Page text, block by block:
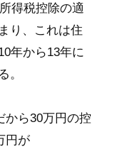
得税控除の適
り、これは住
年から13年に
。
から30万円の控
円が